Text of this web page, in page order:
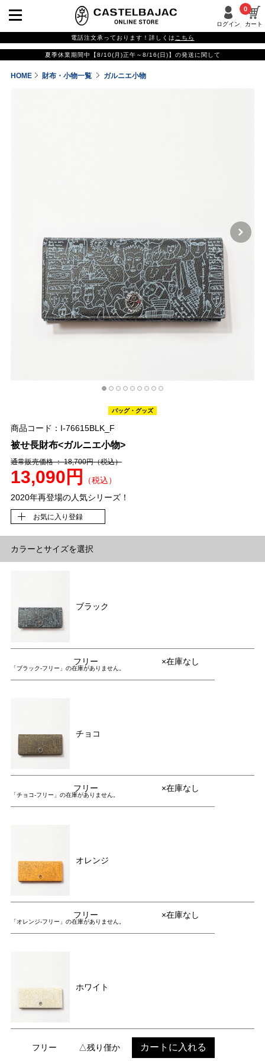
ログイン カート
0
電話注文承っております！詳しくは こちら
夏季休業期間中【8/10(月)正午～8/16(日)】の発送に関して
HOME 財布・小物一覧 ガルニエ小物
バッグ・グッズ
商品コード：I-76615BLK_F
被せ長財布<ガルニエ小物>
通常販売価格 ： 18,700円（税込）
13,090円
（税込）
2020年再登場の人気シリーズ！
お気に入り登録
カラーとサイズを選択
ブラック
フリー ×在庫なし
「ブラック-フリー」の在庫がありません。
チョコ
フリー ×在庫なし
「チョコ-フリー」の在庫がありません。
オレンジ
フリー ×在庫なし
「オレンジ-フリー」の在庫がありません。
ホワイト
フリー △残り僅か カートに入れる